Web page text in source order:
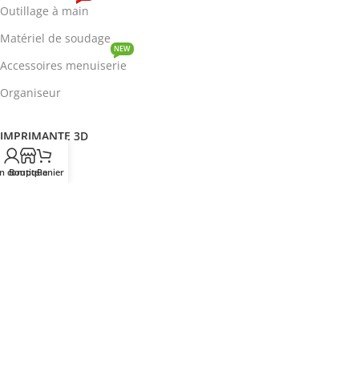
Outillage à main
Matériel de soudage
Accessoires menuiserie
NEW
Organiseur
IMPRIMANTE 3D
ROBOTIQUE
compte
BoutiquePanier